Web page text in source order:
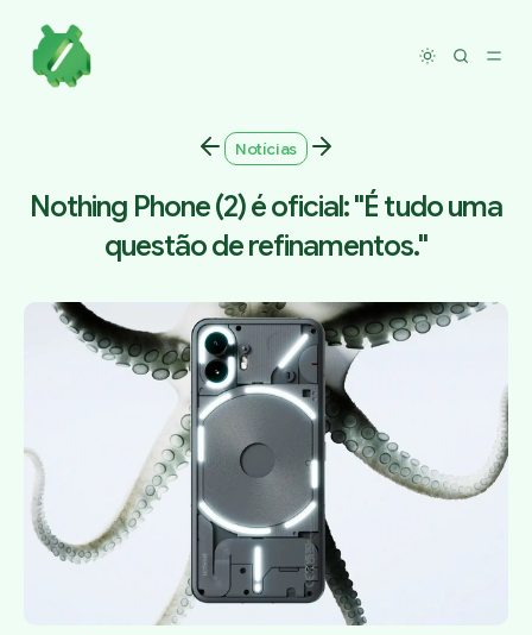
Toggle
Notícias
Nothing Phone (2) é oficial: "É tudo uma
questão de refinamentos."